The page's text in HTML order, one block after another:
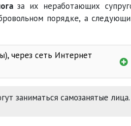
за их неработающих
порядке, а
через сеть Интернет
заниматься самозанятые лица.